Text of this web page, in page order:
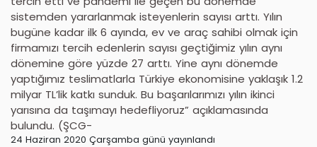
sistemden yararlanmak isteyenlerin sayısı arttı. Yılın
bugüne kadar ilk 6 ayında, ev ve araç sahibi olmak için
firmamızı tercih edenlerin sayısı geçtiğimiz yılın aynı
dönemine göre yüzde 27 arttı. Yine aynı dönemde
yaptığımız teslimatlarla Türkiye ekonomisine yaklaşık 1.2
milyar TL’lik katkı sunduk. Bu başarılarımızı yılın ikinci
yarısına da taşımayı hedefliyoruz” açıklamasında
bulundu. (ŞCG-
24 Haziran 2020 Çarşamba günü yayınlandı